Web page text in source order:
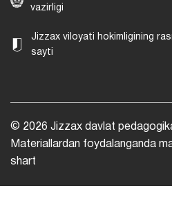
vazirligi
Jizzax viloyati hokimligining
sayti
© 2026 Jizzax davlat
Materiallardan foydalanganda
shart